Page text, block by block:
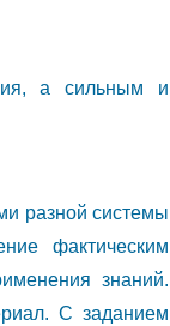
а сильным и
разной системы
фактическим
знаний.
С заданием